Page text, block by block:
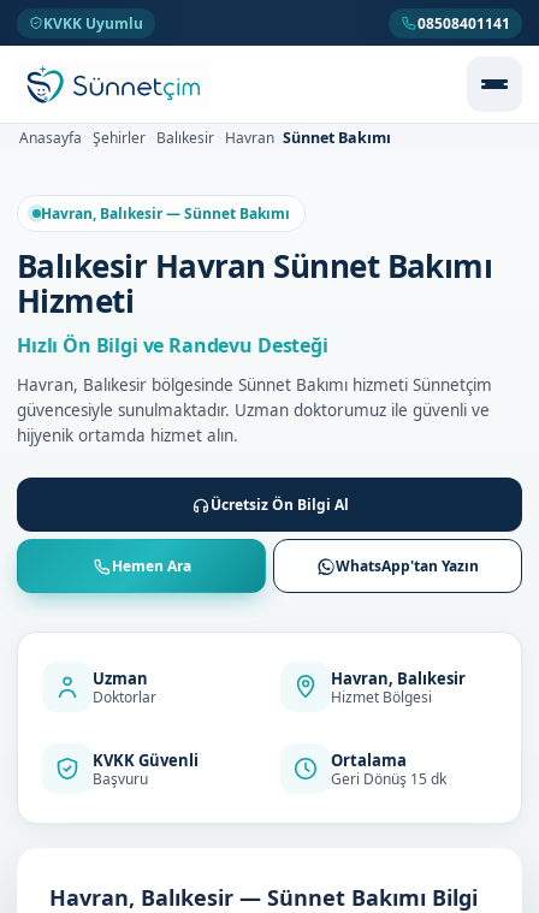
KVKK Uyumlu 08508401141
Anasayfa Şehirler Balıkesir Havran Sünnet Bakımı
Havran, Balıkesir — Sünnet Bakımı
Balıkesir Havran Sünnet Bakımı
Hizmeti
Hızlı Ön Bilgi ve Randevu Desteği
Havran, Balıkesir bölgesinde Sünnet Bakımı hizmeti Sünnetçim
güvencesiyle sunulmaktadır. Uzman doktorumuz ile güvenli ve
hijyenik ortamda hizmet alın.
Ücretsiz Ön Bilgi Al
Hemen Ara WhatsApp'tan Yazın
Uzman
Doktorlar
Havran, Balıkesir
Hizmet Bölgesi
KVKK Güvenli
Başvuru
Ortalama
Geri Dönüş 15 dk
Havran, Balıkesir — Sünnet Bakımı Bilgi